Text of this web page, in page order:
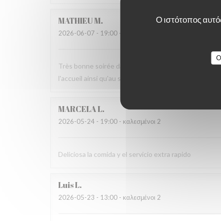
Ο ιστότοπος
MATHIEUM
2026-06-07 - 19:00 - καλεσμένοι 2
Très bonne soirée dans cet établissement où nous
l'accueil ainsi qu'au service sans fausse note
MARCELAL
2026-05-24 - 19:00 - καλεσμένοι 2
Deliciosa la comida y el servicio extra rapido
LuisL
2026-05-23 - 13:00 - καλεσμένοι 2